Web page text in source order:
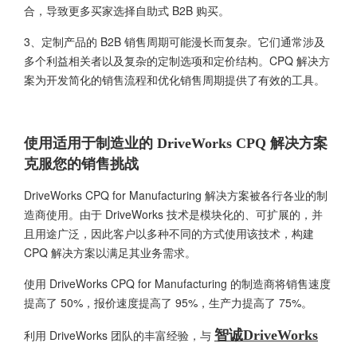
合，导致更多买家选择自助式 B2B 购买。
3、定制产品的 B2B 销售周期可能漫长而复杂。它们通常涉及
多个利益相关者以及复杂的定制选项和定价结构。 CPQ 解决方
案为开发简化的销售流程和优化销售周期提供了有效的工具。
使用适用于制造业的 DriveWorks CPQ 解决方案
克服您的销售挑战
DriveWorks CPQ for Manufacturing 解决方案被各行各业的制
造商使用。由于 DriveWorks 技术是模块化的、可扩展的，并
且用途广泛，因此客户以多种不同的方式使用该技术，构建
CPQ 解决方案以满足其业务需求。
使用 DriveWorks CPQ for Manufacturing 的制造商将销售速度
提高了 50%，报价速度提高了 95%，生产力提高了 75%。
利用 DriveWorks 团队的丰富经验，与 智诚DriveWorks